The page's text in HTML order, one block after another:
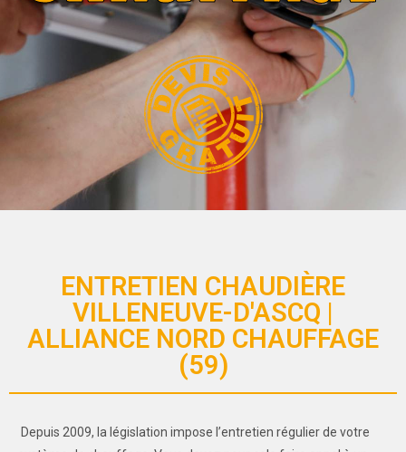
ENTRETIEN CHAUDIÈRE
VILLENEUVE-D'ASCQ |
ALLIANCE NORD CHAUFFAGE
(59)
Depuis 2009, la législation impose l’entretien régulier de votre